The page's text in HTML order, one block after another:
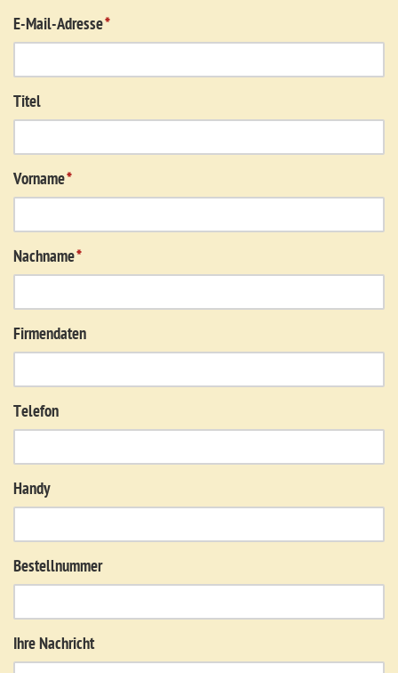
E-Mail-Adresse*
Titel
Vorname*
Nachname*
Firmendaten
Telefon
Handy
Bestellnummer
Ihre Nachricht